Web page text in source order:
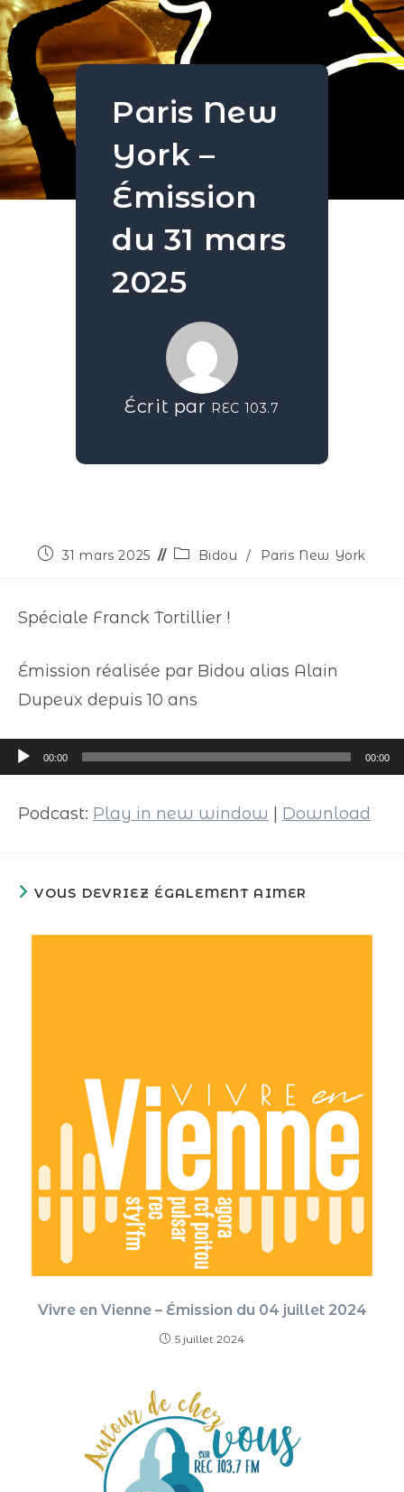
Paris New
York –
Émission
du 31 mars
2025
Écrit par REC 103.7
31 mars 2025 Bidou / Paris New York
Spéciale Franck Tortillier !
Émission réalisée par Bidou alias Alain
Dupeux depuis 10 ans
Lecteur
audio
00:00 00:00
Podcast: Play in new window Download
VOUS DEVRIEZ ÉGALEMENT AIMER
Vivre en Vienne – Émission du 04 juillet 2024
5 juillet 2024